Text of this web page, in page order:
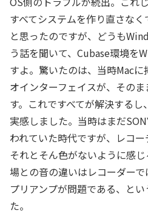
すべてシステムを作り直さな
と思ったのですが、どうも
う話を聞いて、Cubase環境を
すよ。驚いたのは、当時Macに
オインターフェイスが、その
す。これですべてが解決する
実感しました。当時はまだ
われていた時代ですが、レコー
それとそん色がないように感
場との音の違いはレコーダー
プリアンプが問題である、と
た。